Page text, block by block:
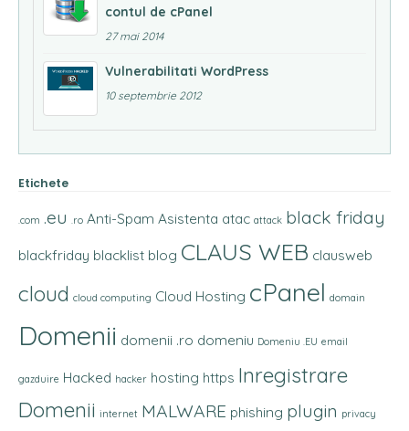
contul de cPanel
27 mai 2014
Vulnerabilitati WordPress
10 septembrie 2012
Etichete
.com .eu .ro Anti-Spam Asistenta atac attack black friday
blackfriday blacklist blog CLAUS WEB clausweb
cloud cloud computing Cloud Hosting cPanel domain
Domenii domenii .ro domeniu Domeniu .EU email
gazduire Hacked hacker hosting https Inregistrare
Domenii internet MALWARE phishing plugin privacy